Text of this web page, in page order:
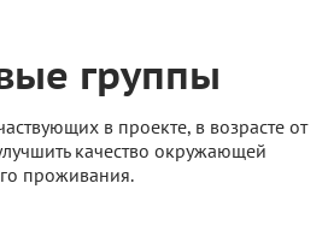
группы
в проекте, в возрасте от
качество окружающей
проживания.